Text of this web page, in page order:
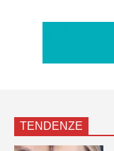
TENDENZE